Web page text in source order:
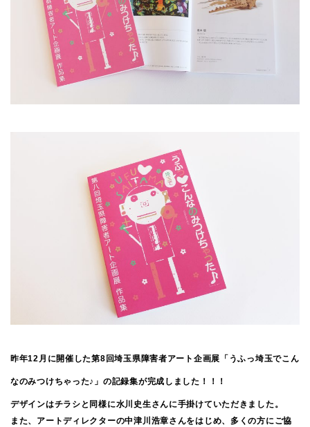
昨年12月に開催した第8回埼玉県障害者アート企画展「うふっ埼玉でこん
なのみつけちゃった♪」の記録集が完成しました！！！
デザインはチラシと同様に水川史生さんに手掛けていただきました。
また、アートディレクターの中津川浩章さんをはじめ、多くの方にご協